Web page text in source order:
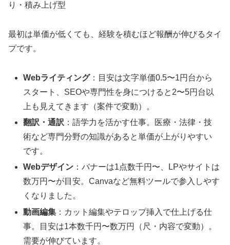
り・積み上げ型
最初は単価が低くても、経験を積むほど報酬が伸びるタイ
プです。
Webライティング：目安は文字単価0.5〜1円台から
スタート、SEOや専門性を身につけると2〜5円台以
上も見えてきます（案件で変動）。
翻訳・通訳 ：語学力を活かす仕事。医療・法律・技
術など専門分野の知識があると単価が上がりやすい
です。
Webデザイン ：バナーは1点数千円〜、LPやサイトは
数万円〜が目安。Canvaなど無料ツールで参入しやす
くなりました。
動画編集 ：カット編集やテロップ挿入で仕上げる仕
事。目安は1本数千円〜数万円（尺・内容で変動）。
需要が伸びています。